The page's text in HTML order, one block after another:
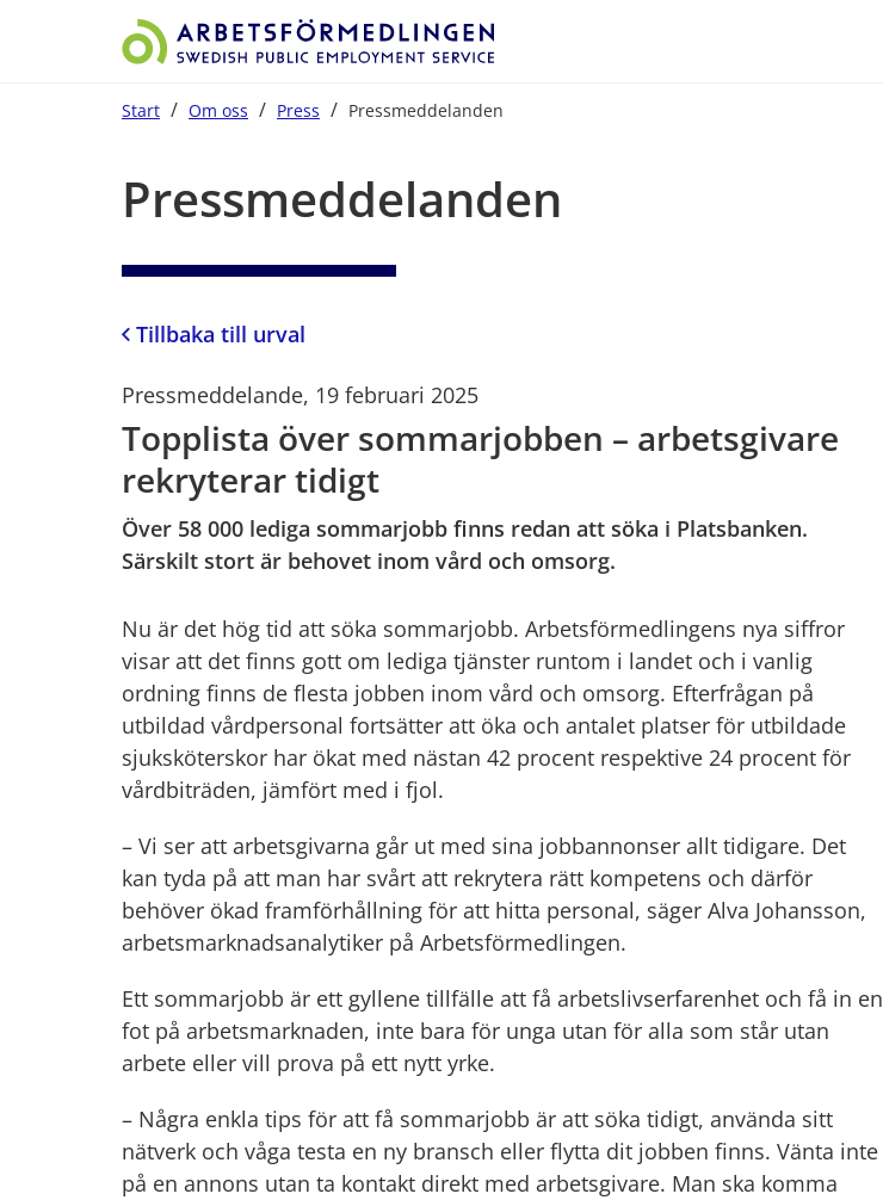
Start / Om oss / Press / Pressmeddelanden
Pressmeddelanden
Tillbaka till urval
Pressmeddelande, 19 februari 2025
Topplista över sommarjobben – arbetsgivare
rekryterar tidigt
Över 58 000 lediga sommarjobb finns redan att söka i Platsbanken.
Särskilt stort är behovet inom vård och omsorg.
Nu är det hög tid att söka sommarjobb. Arbetsförmedlingens nya siffror
visar att det finns gott om lediga tjänster runtom i landet och i vanlig
ordning finns de flesta jobben inom vård och omsorg. Efterfrågan på
utbildad vårdpersonal fortsätter att öka och antalet platser för utbildade
sjuksköterskor har ökat med nästan 42 procent respektive 24 procent för
vårdbiträden, jämfört med i fjol.
– Vi ser att arbetsgivarna går ut med sina jobbannonser allt tidigare. Det
kan tyda på att man har svårt att rekrytera rätt kompetens och därför
behöver ökad framförhållning för att hitta personal, säger Alva Johansson,
arbetsmarknadsanalytiker på Arbetsförmedlingen.
Ett sommarjobb är ett gyllene tillfälle att få arbetslivserfarenhet och få in en
fot på arbetsmarknaden, inte bara för unga utan för alla som står utan
arbete eller vill prova på ett nytt yrke.
– Några enkla tips för att få sommarjobb är att söka tidigt, använda sitt
nätverk och våga testa en ny bransch eller flytta dit jobben finns. Vänta inte
på en annons utan ta kontakt direkt med arbetsgivare. Man ska komma